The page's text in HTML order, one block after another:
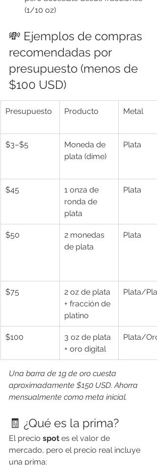
(1/10 oz)
💸 Ejemplos de compras
recomendadas por
presupuesto (menos de
$100 USD)
Presupuesto Producto Metal
$3–$5
Moneda de
plata (dime)
Plata
$45
1 onza de
ronda de
plata
Plata
$50
2 monedas
de plata
Plata
$75
2 oz de plata
+ fracción de
platino
Plata/
$100
3 oz de plata
+ oro digital
Plata/Oro
Una barra de 1g de oro cuesta
aproximadamente $150 USD. Ahorra
mensualmente como meta inicial.
🧾 ¿Qué es la prima?
El precio spot es el valor de
mercado, pero el precio real incluye
una prima: